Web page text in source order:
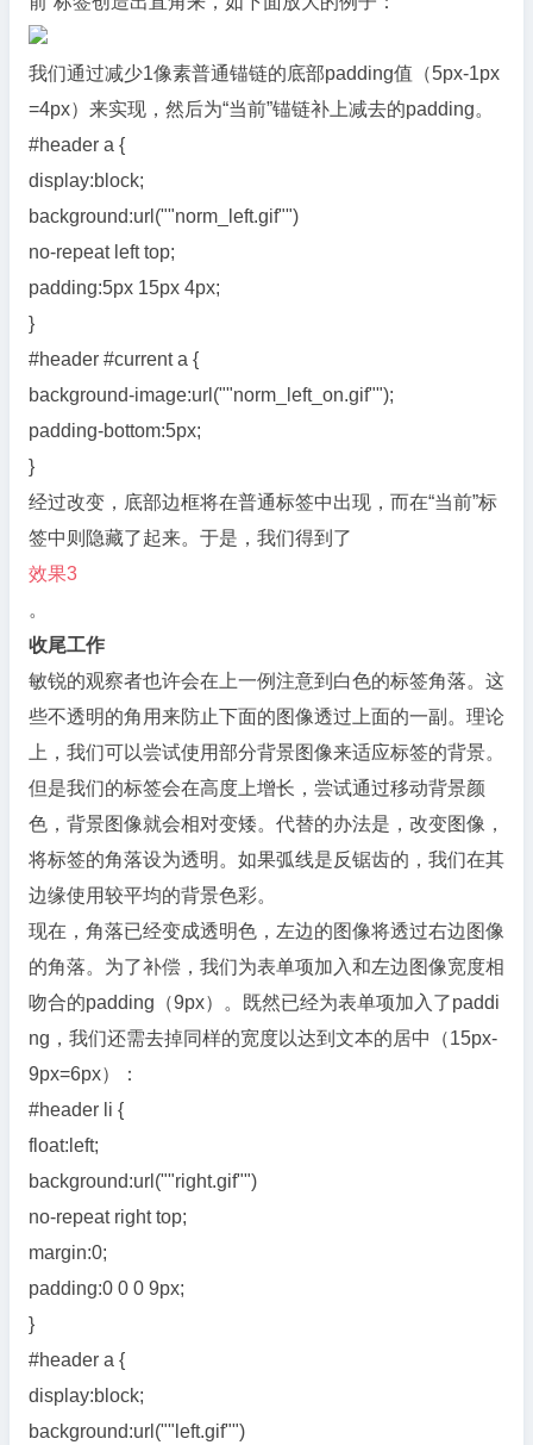
我们通过减少1像素普通锚链的底部padding值（5px-1px
=4px）来实现，然后为“当前”锚链补上减去的padding。
#header a {
display:block;
background:url(""norm_left.gif"")
no-repeat left top;
padding:5px 15px 4px;
}
#header #current a {
background-image:url(""norm_left_on.gif"");
padding-bottom:5px;
}
经过改变，底部边框将在普通标签中出现，而在“当前”标
签中则隐藏了起来。于是，我们得到了
效果3
。
收尾工作
敏锐的观察者也许会在上一例注意到白色的标签角落。这
些不透明的角用来防止下面的图像透过上面的一副。理论
上，我们可以尝试使用部分背景图像来适应标签的背景。
但是我们的标签会在高度上增长，尝试通过移动背景颜
色，背景图像就会相对变矮。代替的办法是，改变图像，
将标签的角落设为透明。如果弧线是反锯齿的，我们在其
边缘使用较平均的背景色彩。
现在，角落已经变成透明色，左边的图像将透过右边图像
的角落。为了补偿，我们为表单项加入和左边图像宽度相
吻合的padding（9px）。既然已经为表单项加入了paddi
ng，我们还需去掉同样的宽度以达到文本的居中（15px-
9px=6px）：
#header li {
float:left;
background:url(""right.gif"")
no-repeat right top;
margin:0;
padding:0 0 0 9px;
}
#header a {
display:block;
background:url(""left.gif"")